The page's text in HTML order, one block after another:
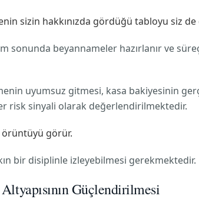
sizin hakkınızda gördüğü tabloyu siz
sonunda beyannameler hazırlanır ve
uyumsuz gitmesi, kasa bakiyesinin
risk sinyali olarak değerlendirilmektedir.
görür.
bir disiplinle izleyebilmesi gerekmektedir.
Güçlendirilmesi